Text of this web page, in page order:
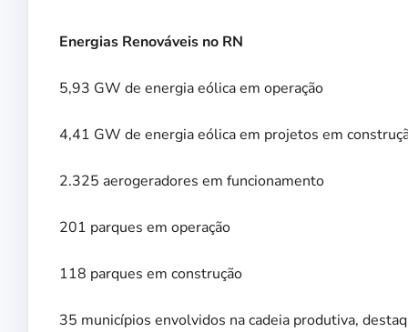
Energias Renováveis no RN
5,93 GW de energia eólica em operação
4,41 GW de energia eólica em projetos em
2.325 aerogeradores em funcionamento
201 parques em operação
118 parques em construção
35 municípios envolvidos na cadeia produtiva,